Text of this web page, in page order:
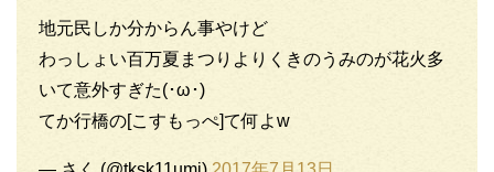
地元民しか分からん事やけど
わっしょい百万夏まつりよりくきのうみのが花火多
いて意外すぎた(･ω･)
てか行橋の[こすもっぺ]て何よw